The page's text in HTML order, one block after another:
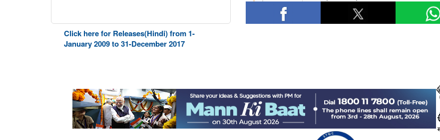
Click here for Releases(Hindi) from 1-
January 2009 to 31-December 2017